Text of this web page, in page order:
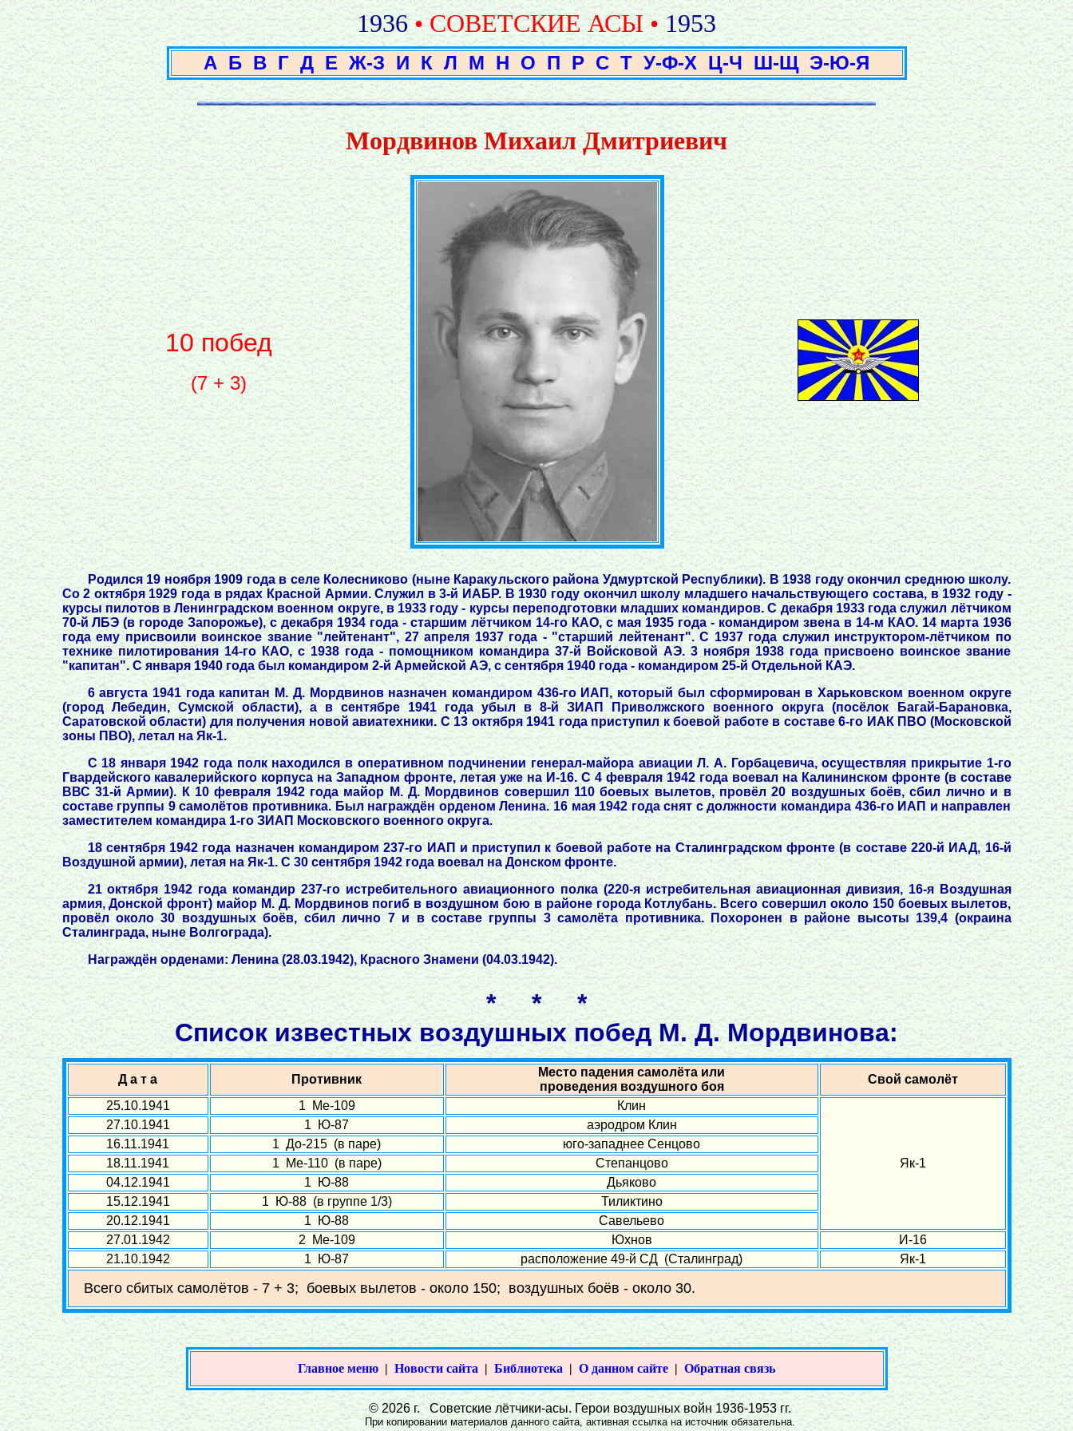
1936 • СОВЕТСКИЕ АСЫ • 1953
А Б В Г Д Е Ж-З И К Л М Н О П Р С Т У-Ф-Х Ц-Ч Ш-Щ Э-Ю-Я
Мордвинов Михаил Дмитриевич
10 побед
(7 + 3)
Родился 19 ноября 1909 года в селе Колесниково (ныне Каракульского района Удмуртской Республики). В 1938 году окончил среднюю школу.
Со 2 октября 1929 года в рядах Красной Армии. Служил в 3-й ИАБР. В 1930 году окончил школу младшего начальствующего состава, в 1932 году -
курсы пилотов в Ленинградском военном округе, в 1933 году - курсы переподготовки младших командиров. С декабря 1933 года служил лётчиком
70-й ЛБЭ (в городе Запорожье), с декабря 1934 года - старшим лётчиком 14-го КАО, с мая 1935 года - командиром звена в 14-м КАО. 14 марта 1936
года ему присвоили воинское звание "лейтенант", 27 апреля 1937 года - "старший лейтенант". С 1937 года служил инструктором-лётчиком по
технике пилотирования 14-го КАО, с 1938 года - помощником командира 37-й Войсковой АЭ. 3 ноября 1938 года присвоено воинское звание
"капитан". С января 1940 года был командиром 2-й Армейской АЭ, с сентября 1940 года - командиром 25-й Отдельной КАЭ.
6 августа 1941 года капитан М. Д. Мордвинов назначен командиром 436-го ИАП, который был сформирован в Харьковском военном округе
(город Лебедин, Сумской области), а в сентябре 1941 года убыл в 8-й ЗИАП Приволжского военного округа (посёлок Багай-Барановка,
Саратовской области) для получения новой авиатехники. С 13 октября 1941 года приступил к боевой работе в составе 6-го ИАК ПВО (Московской
зоны ПВО), летал на Як-1.
С 18 января 1942 года полк находился в оперативном подчинении генерал-майора авиации Л. А. Горбацевича, осуществляя прикрытие 1-го
Гвардейского кавалерийского корпуса на Западном фронте, летая уже на И-16. С 4 февраля 1942 года воевал на Калининском фронте (в составе
ВВС 31-й Армии). К 10 февраля 1942 года майор М. Д. Мордвинов совершил 110 боевых вылетов, провёл 20 воздушных боёв, сбил лично и в
составе группы 9 самолётов противника. Был награждён орденом Ленина. 16 мая 1942 года снят с должности командира 436-го ИАП и направлен
заместителем командира 1-го ЗИАП Московского военного округа.
18 сентября 1942 года назначен командиром 237-го ИАП и приступил к боевой работе на Сталинградском фронте (в составе 220-й ИАД, 16-й
Воздушной армии), летая на Як-1. С 30 сентября 1942 года воевал на Донском фронте.
21 октября 1942 года командир 237-го истребительного авиационного полка (220-я истребительная авиационная дивизия, 16-я Воздушная
армия, Донской фронт) майор М. Д. Мордвинов погиб в воздушном бою в районе города Котлубань. Всего совершил около 150 боевых вылетов,
провёл около 30 воздушных боёв, сбил лично 7 и в составе группы 3 самолёта противника. Похоронен в районе высоты 139,4 (окраина
Сталинграда, ныне Волгограда).
Награждён орденами: Ленина (28.03.1942), Красного Знамени (04.03.1942).
* * *
Список известных воздушных побед М. Д. Мордвинова:
Д а т а Противник
Место падения самолёта или
проведения воздушного боя
Свой самолёт
25.10.1941
1 Ме-109 Клин
Як-1
27.10.1941 1 Ю-87
аэродром Клин
16.11.1941
1 До-215 (в паре)
юго-западнее Сенцово
18.11.1941
1 Ме-110 (в паре)
Степанцово
04.12.1941
1 Ю-88
Дьяково
15.12.1941
1 Ю-88 (в группе 1/3)
Тиликтино
20.12.1941
1 Ю-88
Савельево
27.01.1942
2 Ме-109 Юхнов
И-16
21.10.1942
1 Ю-87 расположение 49-й СД (Сталинград) Як-1
Всего сбитых самолётов - 7 + 3; боевых вылетов - около 150; воздушных боёв - около 30.
Главное меню | Новости сайта | Библиотека | О данном сайте | Обратная связь
© 2026 г. Советские лётчики-асы. Герои воздушных войн 1936-1953 гг.
При копировании материалов данного сайта, активная ссылка на источник обязательна.